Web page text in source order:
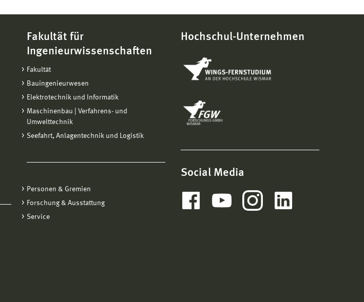
Fakultät für
Ingenieurwissenschaften
Fakultät
Bauingenieurwesen
Elektrotechnik und Informatik
Maschinenbau | Verfahrens- und
Umwelttechnik
Seefahrt, Anlagentechnik und Logistik
Personen & Gremien
Forschung & Ausstattung
Service
Hochschul-Unternehmen
Social Media